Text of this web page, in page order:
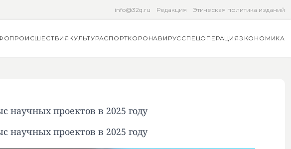
info@32q.ru Редакция Этическая политика изданий
ПРОИСШЕСТВИЯ КУЛЬТУРАСПОРТКОРОНАВИРУССПЕЦОПЕРАЦИЯЭКОНОМИКА
научных проектов в 2025 году
научных проектов в 2025 году